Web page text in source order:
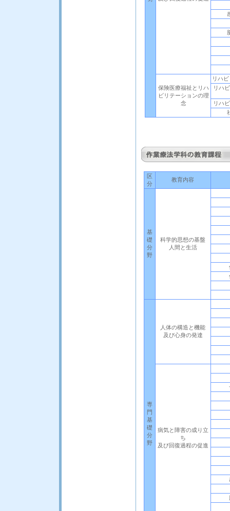
保険医療福祉とリハ
ビリテーションの理
念
リハ
リハ
リハ
区
分
教育内容
基
礎
分
野
科学的思想の基盤
人間と生活
専
門
基
礎
分
野
人体の構造と機能
及び心身の発達
病気と障害の成り立
ち
及び回復過程の促進